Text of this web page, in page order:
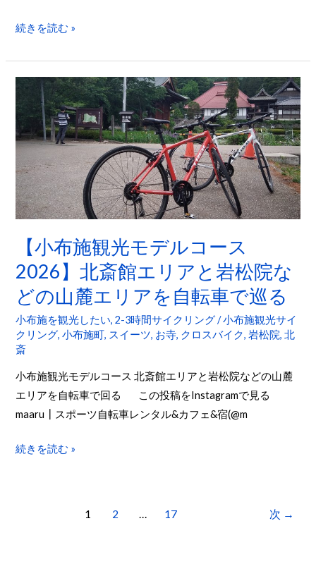
林・
イ
ー
を
る
サ
イ
ン
グ
ー
ト
続きを読む »
【小布施観光モデルコース
2026】北斎館エリアと岩松院な
どの山麓エリアを自転車で巡る
小布施を観光したい,2-3時間サイクリング/小布施観光サイ
クリング,小布施町, スイーツ, お寺, クロスバイク,岩松院,北
斎
小布施観光モデルコース 北斎館エリアと岩松院などの山麓
エリアを自転車で回る この投稿をInstagramで見る
maaru┃スポーツ自転車レンタル&カフェ&宿(@m
【小
布
施
観
モ
デ
ル
ス
2026】
北
斎
館
エ
リ
岩
続きを読む »
1 2 … 17 次 →